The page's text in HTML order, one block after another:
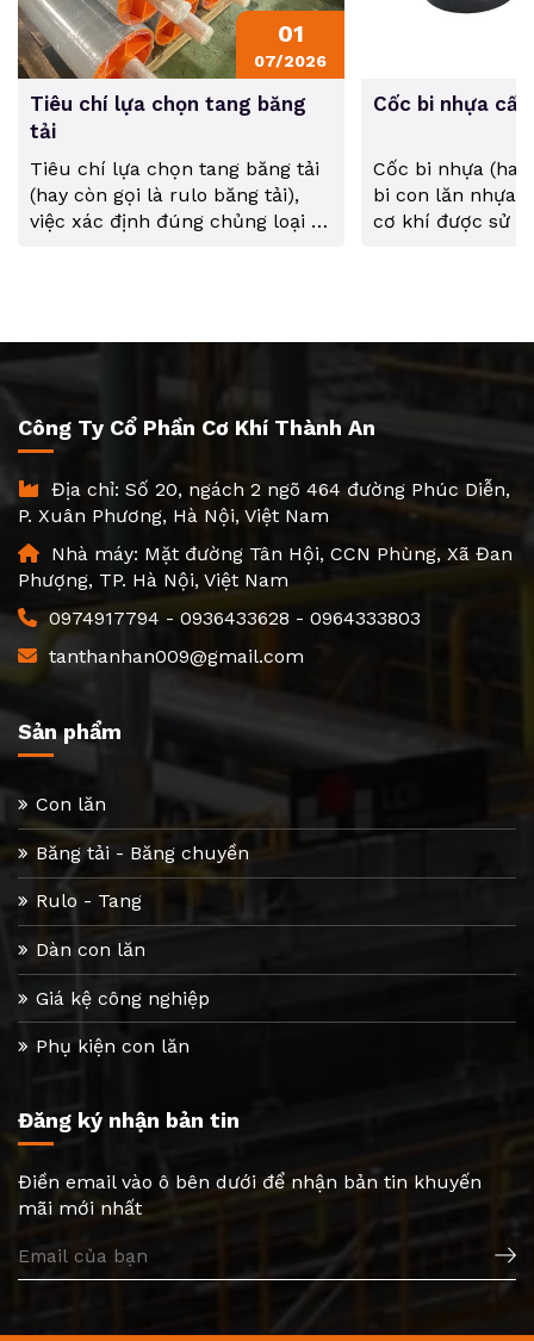
01
07/2026
Tiêu chí lựa chọn tang băng
tải
Tiêu chí lựa chọn tang băng tải
(hay còn gọi là rulo băng tải),
việc xác định đúng chủng loại và
lựa chọn tang...
Cốc bi nhựa
Cốc bi nhựa
bi con lăn nhựa)
cơ khí được sử
Công Ty Cổ Phần Cơ Khí Thành An
Địa chỉ: Số 20, ngách 2 ngõ 464 đường Phúc Diễn,
P. Xuân Phương, Hà Nội, Việt Nam
Nhà máy: Mặt đường Tân Hội, CCN Phùng, Xã Đan
Phượng, TP. Hà Nội, Việt Nam
0974917794 - 0936433628 - 0964333803
tanthanhan009@gmail.com
Sản phẩm
Con lăn
Băng tải - Băng chuyền
Rulo - Tang
Dàn con lăn
Giá kệ công nghiệp
Phụ kiện con lăn
Đăng ký nhận bản tin
Điền email vào ô bên dưới để nhận bản tin khuyến
mãi mới nhất